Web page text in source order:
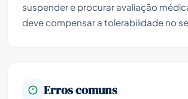
suspender e procurar avaliação
deve compensar a tolerabilidade no
Erros comuns